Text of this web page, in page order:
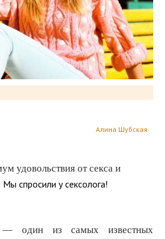
Алина Шубская
удовольствия от секса и
Мы спросили у сексолога!
— один из самых известных